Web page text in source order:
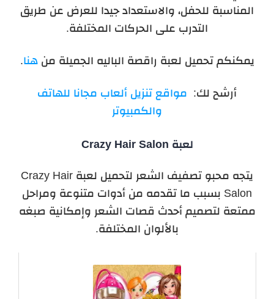
المناسبة للحفل، والاستعداد جيدا للعرض عن طريق
التدرب على الحركات المختلفة.
يمكنكم تحميل لعبة راقصة الباليه الجميلة منهنا.
أرشح لك: مواقع تنزيل ألعاب مجانا للهاتف
والكمبيوتر
لعبة Crazy Hair Salon
يتجه محبو تصفيف الشعر لتحميل لعبة Crazy Hair
Salon بسبب ما تقدمه من أدوات متنوعة ومراحل
ممتعة لتصميم أحدث قصات الشعر وإمكانية صبغه
بالألوان المختلفة.